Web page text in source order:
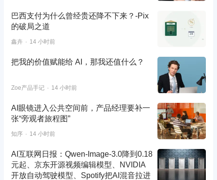
巴西支付为什么曾经贵还降不下来？-Pix
的破局之道
鑫卉 14 小时前
把我的价值赋能给 AI，那我还值什么？
Zoe产品手记 14 小时前
AI眼镜进入公共空间前，产品经理要补一
张“旁观者旅程图”
知序 14 小时前
AI互联网日报：Qwen-Image-3.0降到0.18
元起、京东开源视频编辑模型、NVIDIA
开放自动驾驶模型、Spotify把AI混音拉进